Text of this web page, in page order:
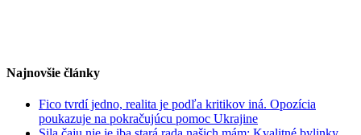
Najnovšie články
Fico tvrdí jedno, realita je podľa kritikov iná. Opozícia
poukazuje na pokračujúcu pomoc Ukrajine